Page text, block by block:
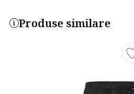
Produse similare